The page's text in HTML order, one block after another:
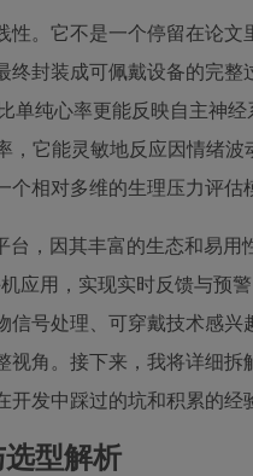
性。它不是一个停留在论
终封装成可佩戴设备的完整
纯心率更能反映自主神经
，它能灵敏地反应因情绪
个相对多维的生理压力评估
台，因其丰富的生态和易用
应用，实现实时反馈与预
信号处理、可穿戴技术感
视角。接下来，我将详细
开发中踩过的坑和积累的经
型解析